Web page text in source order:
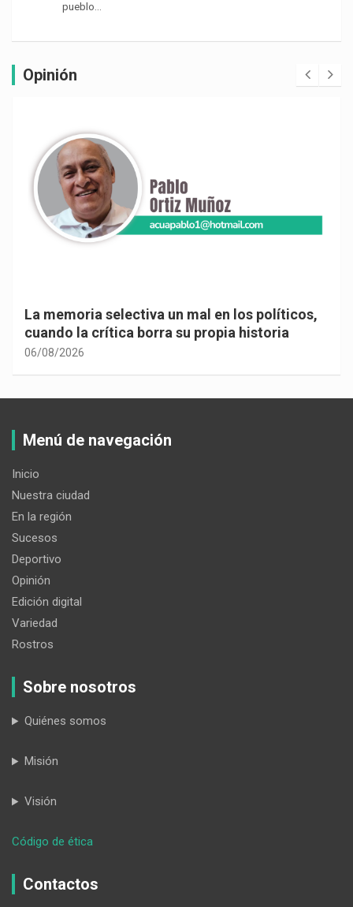
pueblo…
Opinión
La memoria selectiva un mal en los políticos,
cuando la crítica borra su propia historia
06/08/2026
Menú de navegación
Inicio
Nuestra ciudad
En la región
Sucesos
Deportivo
Opinión
Edición digital
Variedad
Rostros
Sobre nosotros
Quiénes somos
Misión
Visión
Código de ética
02-
Contactos